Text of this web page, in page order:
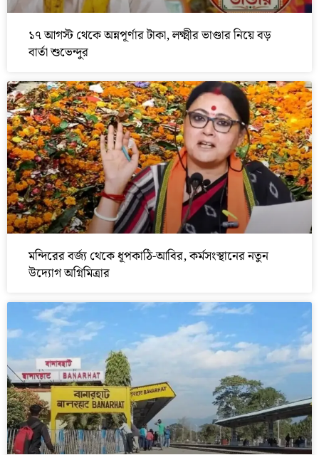
১৭ আগস্ট থেকে অন্নপূর্ণার টাকা, লক্ষ্মীর ভাণ্ডার নিয়ে বড়
বার্তা শুভেন্দুর
মন্দিরের বর্জ্য থেকে ধূপকাঠি-আবির, কর্মসংস্থানের নতুন
উদ্যোগ অগ্নিমিত্রার